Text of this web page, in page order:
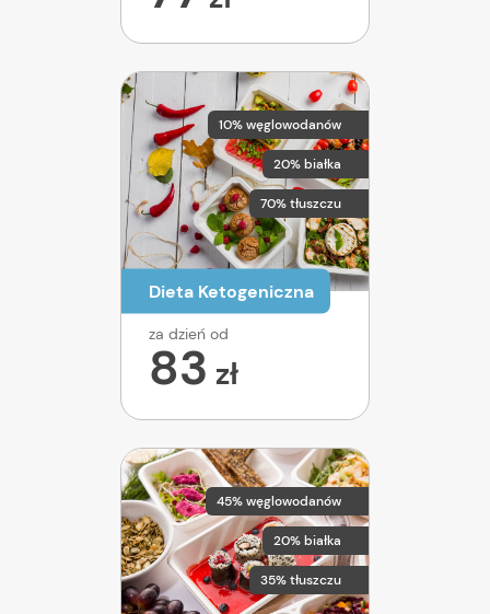
10% węglowodanów
20% białka
70% tłuszczu
Dieta Ketogeniczna
za dzień od
83 zł
45% węglowodanów
20% białka
35% tłuszczu